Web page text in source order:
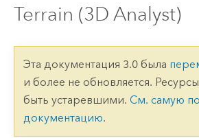
Terrain (3D Analyst)
Эта документация 3.0 была
и более не обновляется.
быть устаревшими. См. самую
документацию.